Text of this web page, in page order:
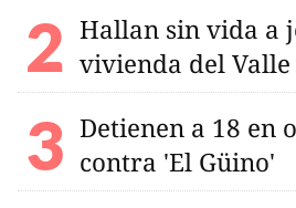
Hallan sin vida a
vivienda del
Detienen a 18 en
contra 'El Güino'